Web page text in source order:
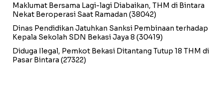
Maklumat Bersama Lagi-lagi Diabaikan, THM di Bintara
Nekat Beroperasi Saat Ramadan (38042)
Dinas Pendidikan Jatuhkan Sanksi Pembinaan terhadap
Kepala Sekolah SDN Bekasi Jaya 8 (30419)
Diduga Ilegal, Pemkot Bekasi Ditantang Tutup 18 THM di
Pasar Bintara (27322)